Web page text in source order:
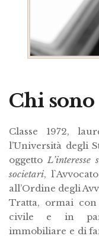
Chi sono
Classe 1972,
l’Università degli
oggetto
societari,
all’Ordine degli
Tratta, ormai
civile e in
immobiliare e di